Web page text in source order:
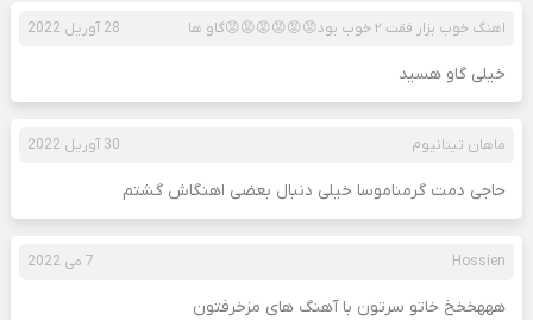
اهنگ خوب بزار فقت ۲ خوب بود😡😡😡😡😡😡گاو ها 28 آوریل 2022
خیلی گاو هسید
ماهان تیتانیوم 30 آوریل 2022
حاجی دمت گرمناموسا خیلی دنبال بعضی اهنگاش گشتم
Hossien 7 می 2022
هههخخخ خاتو سرتون با آهنگ های مزخرفتون